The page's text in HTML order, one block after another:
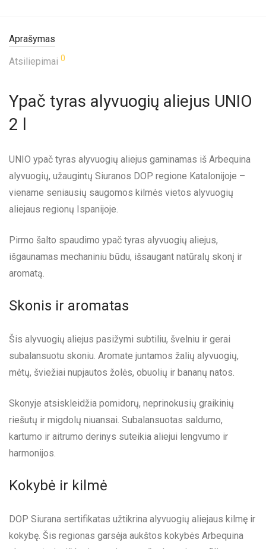
Aprašymas
Atsiliepimai 0
Ypač tyras alyvuogių aliejus UNIO
2 l
UNIO ypač tyras alyvuogių aliejus gaminamas iš Arbequina
alyvuogių, užaugintų Siuranos DOP regione Katalonijoje –
viename seniausių saugomos kilmės vietos alyvuogių
aliejaus regionų Ispanijoje.
Pirmo šalto spaudimo ypač tyras alyvuogių aliejus,
išgaunamas mechaniniu būdu, išsaugant natūralų skonį ir
aromatą.
Skonis ir aromatas
Šis alyvuogių aliejus pasižymi subtiliu, švelniu ir gerai
subalansuotu skoniu. Aromate juntamos žalių alyvuogių,
mėtų, šviežiai nupjautos žolės, obuolių ir bananų natos.
Skonyje atsiskleidžia pomidorų, neprinokusių graikinių
riešutų ir migdolų niuansai. Subalansuotas saldumo,
kartumo ir aitrumo derinys suteikia aliejui lengvumo ir
harmonijos.
Kokybė ir kilmė
DOP Siurana sertifikatas užtikrina alyvuogių aliejaus kilmę ir
kokybę. Šis regionas garsėja aukštos kokybės Arbequina